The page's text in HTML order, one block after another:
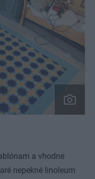
a vhodne
nepekné linoleum